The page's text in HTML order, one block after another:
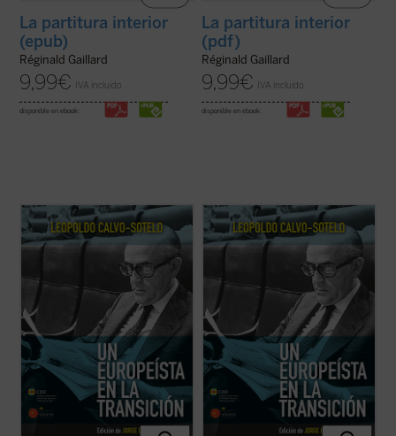
La partitura interior
(epub)
Réginald Gaillard
9,99€ IVA incluido
disponible en ebook:
La partitura interior
(pdf)
Réginald Gaillard
9,99€ IVA incluido
disponible en ebook:
El presente volumen recoge una cuidada
selección de los discursos y conferencias
sobre Europa, pronunciados por Leopoldo
primera recopila algunas intervenciones
durante su periodo en la primera línea de ...
(ver ficha)
El presente volumen recoge una cuidada
selección de los discursos y conferencias
sobre Europa, pronunciados por Leopoldo
primera recopila algunas intervenciones
durante su periodo en la primera línea de ...
(ver ficha)